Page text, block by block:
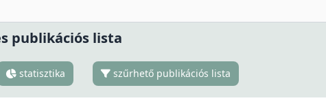
publikációs lista
statisztika szűrhető publikációs lista